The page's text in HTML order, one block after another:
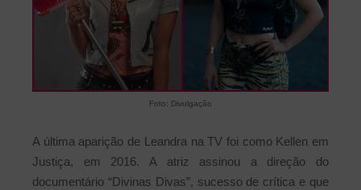
Foto: Divulgação
A última aparição de Leandra na TV foi como Kellen em
Justiça, em 2016. A atriz assinou a direção do
documentário “Divinas Divas”, sucesso de crítica e que